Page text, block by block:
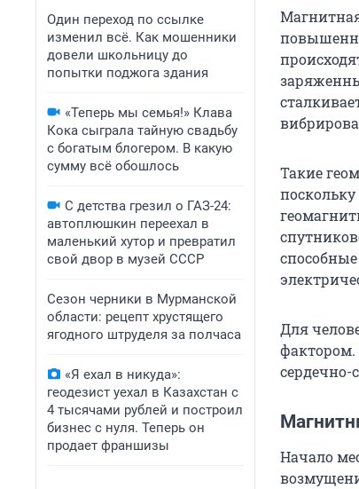
Один переход по ссылке
изменил всё. Как мошенники
довели школьницу до
попытки поджога здания
«Теперь мы семья!» Клава
Кока сыграла тайную свадьбу
с богатым блогером. В какую
сумму всё обошлось
С детства грезил о ГАЗ-24:
автоплюшкин переехал в
маленький хутор и превратил
свой двор в музей СССР
Сезон черники в Мурманской
области: рецепт хрустящего
ягодного штруделя за полчаса
«Я ехал в никуда»:
геодезист уехал в Казахстан с
4 тысячами рублей и построил
бизнес с нуля. Теперь он
продает франшизы
Такие
Для
сердечно-
Начало